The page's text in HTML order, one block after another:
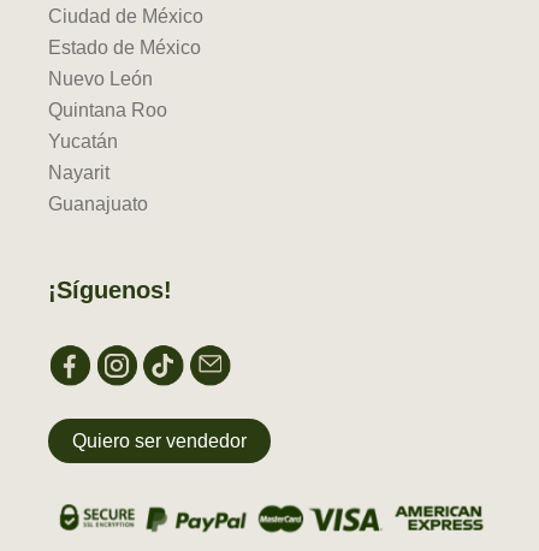
Ciudad de México
Estado de México
Nuevo León
Quintana Roo
Yucatán
Nayarit
Guanajuato
¡Síguenos!
Quiero ser vendedor